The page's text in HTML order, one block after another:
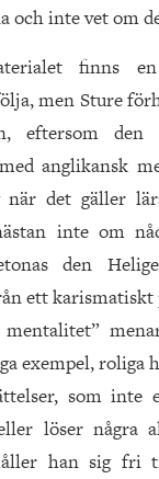
och inte vet om
finns
men Sture
eftersom den
anglikansk
när det gäller
inte om
den
ett karismatiskt
mentalitet”
exempel, roliga
som inte
löser några
han sig fri